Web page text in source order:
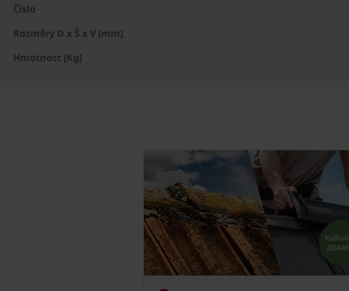
Číslo
Rozměry D x Š x V [mm]
Hmotnost [Kg]